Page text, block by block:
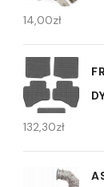
14,00zł
132,30zł